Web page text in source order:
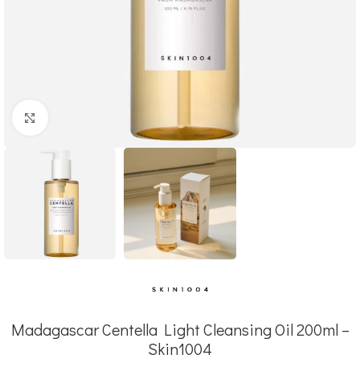
Madagascar Centella Light Cleansing Oil 200ml –
Skin1004